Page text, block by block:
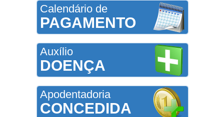
Calendário de
PAGAMENTO
Auxílio
DOENÇA
Apodentadoria
CONCEDIDA